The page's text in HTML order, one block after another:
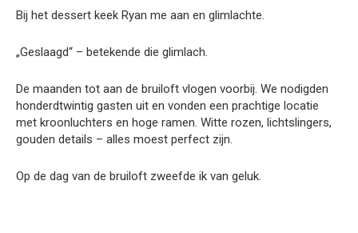
Bij het dessert keek Ryan me aan en glimlachte.
„Geslaagd“ – betekende die glimlach.
De maanden tot aan de bruiloft vlogen voorbij. We nodigden
honderdtwintig gasten uit en vonden een prachtige locatie
met kroonluchters en hoge ramen. Witte rozen, lichtslingers,
gouden details – alles moest perfect zijn.
Op de dag van de bruiloft zweefde ik van geluk.